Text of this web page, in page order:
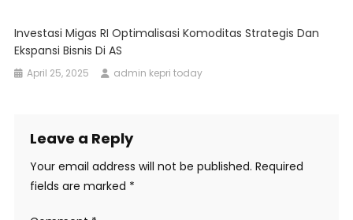
Investasi Migas RI Optimalisasi Komoditas Strategis Dan
Ekspansi Bisnis Di AS
April 25, 2025 admin kepri today
Leave a Reply
Your email address will not be published. Required
fields are marked *